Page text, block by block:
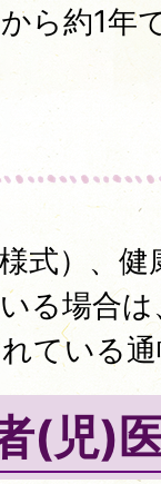
ら約1年
式）、
る場合
ている
(児)